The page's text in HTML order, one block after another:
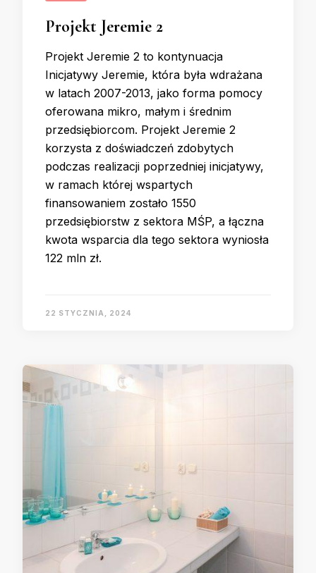
Projekt Jeremie 2
Projekt Jeremie 2 to kontynuacja
Inicjatywy Jeremie, która była wdrażana
w latach 2007-2013, jako forma pomocy
oferowana mikro, małym i średnim
przedsiębiorcom. Projekt Jeremie 2
korzysta z doświadczeń zdobytych
podczas realizacji poprzedniej inicjatywy,
w ramach której wspartych
finansowaniem zostało 1550
przedsiębiorstw z sektora MŚP, a łączna
kwota wsparcia dla tego sektora wyniosła
122 mln zł.
22 STYCZNIA, 2024